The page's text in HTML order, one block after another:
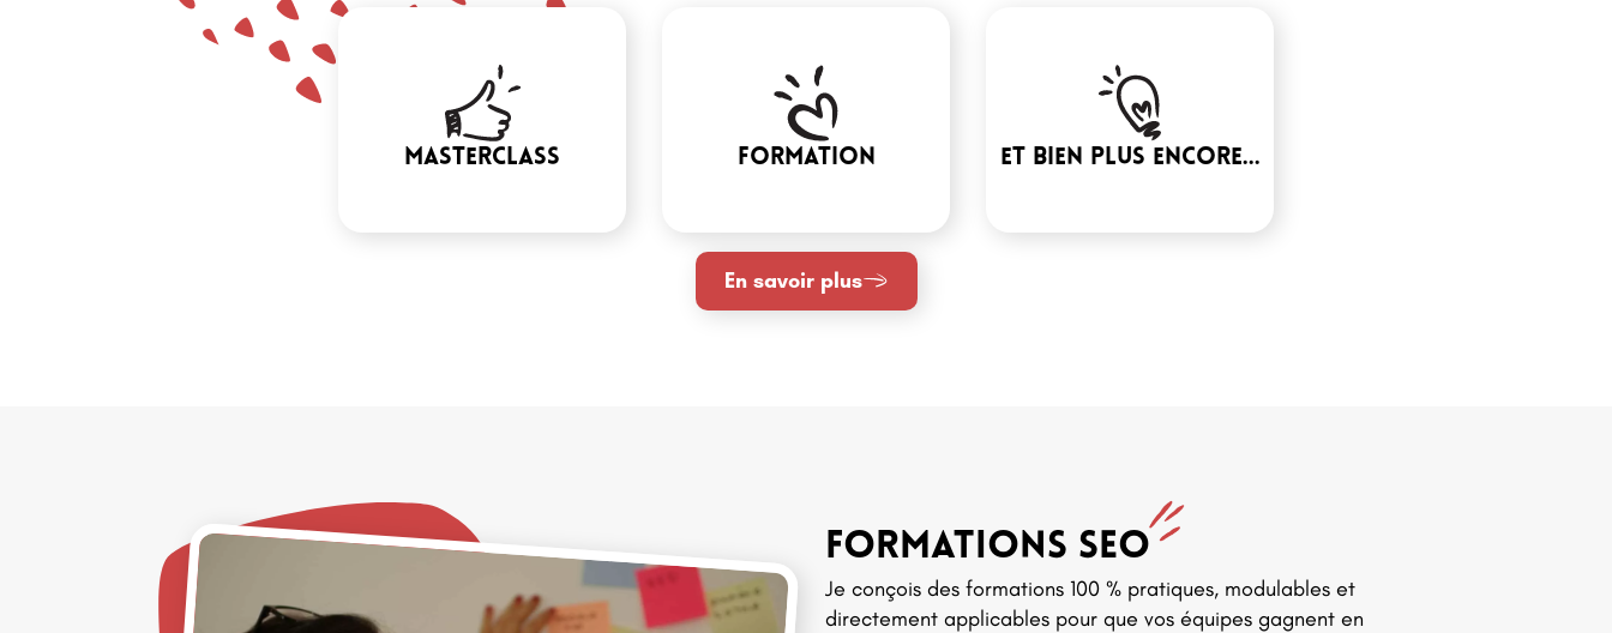
masterclass Formation Et bien plus encore...
En savoir plus
FORMATIONS SEO
Je conçois des formations 100 % pratiques, modulables et
directement applicables pour que vos équipes gagnent en